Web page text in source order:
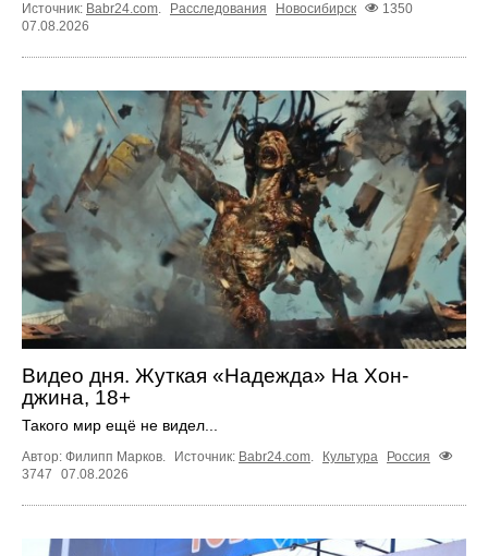
Источник: Babr24.com. Расследования Новосибирск
1350
07.08.2026
Видео дня. Жуткая «Надежда» На Хон-
джина, 18+
Такого мир ещё не видел...
Автор: Филипп Марков. Источник: Babr24.com Культура
Россия
3747
07.08.2026